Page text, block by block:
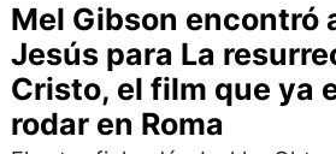
Mel Gibson encontró
Jesús para La
Cristo, el film que ya
rodar en Roma